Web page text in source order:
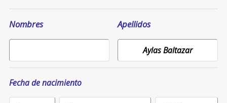
Nombres Apellidos
Fecha de nacimiento